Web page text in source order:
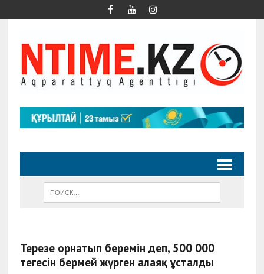
Терезе орнатып беремін деп, 500 000
теңгесін бермей жүрген алаяқ ұсталды